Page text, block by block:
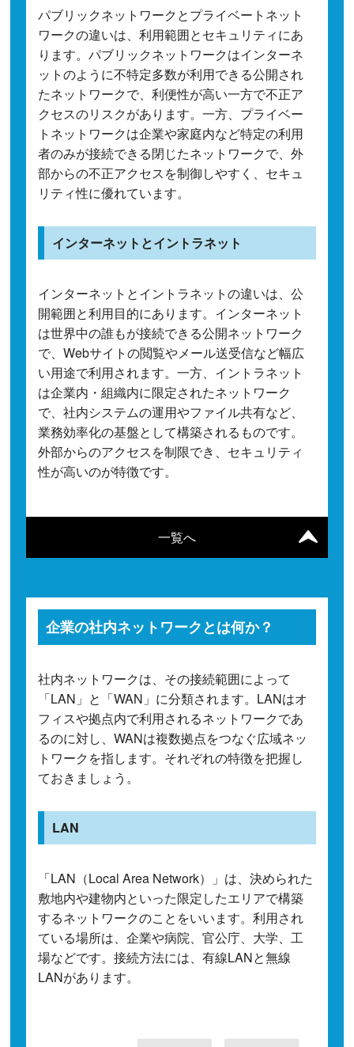
一覧へ
パブリックネットワークとプライベートネット
ワークの違いは、利用範囲とセキュリティにあ
ります。パブリックネットワークはインターネ
ットのように不特定多数が利用できる公開され
たネットワークで、利便性が高い一方で不正ア
クセスのリスクがあります。一方、プライベー
トネットワークは企業や家庭内など特定の利用
者のみが接続できる閉じたネットワークで、外
部からの不正アクセスを制御しやすく、セキュ
リティ性に優れています。
インターネットとイントラネット
インターネットとイントラネットの違いは、公
開範囲と利用目的にあります。インターネット
は世界中の誰もが接続できる公開ネットワーク
で、Webサイトの閲覧やメール送受信など幅広
い用途で利用されます。一方、イントラネット
は企業内・組織内に限定されたネットワーク
で、社内システムの運用やファイル共有など、
業務効率化の基盤として構築されるものです。
外部からのアクセスを制限でき、セキュリティ
性が高いのが特徴です。
企業の社内ネットワークとは何か？
社内ネットワークは、その接続範囲によって
「LAN」と「WAN」に分類されます。LANはオ
フィスや拠点内で利用されるネットワークであ
るのに対し、WANは複数拠点をつなぐ広域ネッ
トワークを指します。それぞれの特徴を把握し
ておきましょう。
LAN
「LAN（Local Area Network）」は、決められた
敷地内や建物内といった限定したエリアで構築
するネットワークのことをいいます。利用され
ている場所は、企業や病院、官公庁、大学、工
場などです。接続方法には、有線LANと無線
LANがあります。